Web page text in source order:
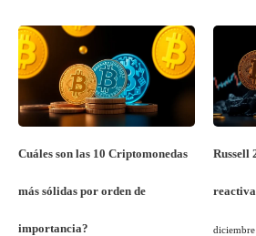
Cuáles son las 10 Criptomonedas
más sólidas por orden de
importancia?
Russell